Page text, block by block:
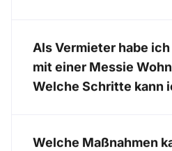
Als Vermieter habe
mit einer Messie
Welche Schritte kann
Welche Maßnahmen